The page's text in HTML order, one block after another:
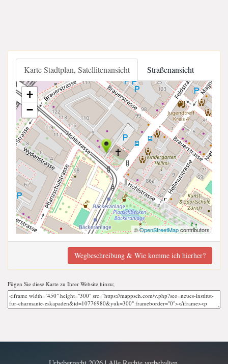
Karte Stadtplan, Satellitenansicht Straßenansicht
+
−
©OpenStreetMapcontributors
Wegbeschreibung & Wie komme ich hierher?
Fügen Sie diese Karte zu Ihrer Website hinzu;